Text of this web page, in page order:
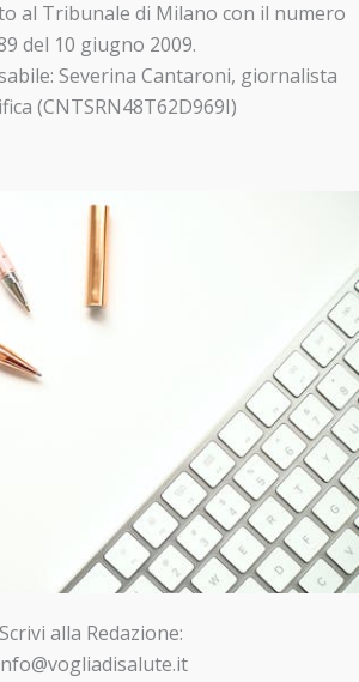
al Tribunale di Milano con il numero
del 10 giugno 2009.
Severina Cantaroni, giornalista
(CNTSRN48T62D969I)
Scrivi alla Redazione: